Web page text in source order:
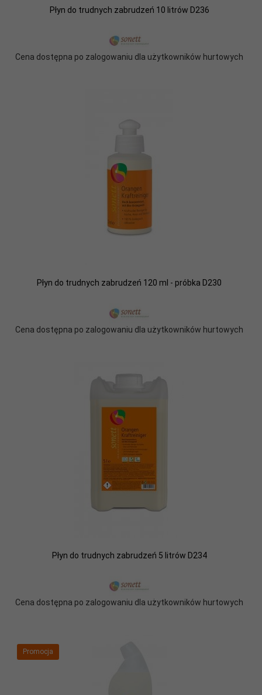
Płyn do trudnych zabrudzeń 10 litrów D236
Cena dostępna po zalogowaniu dla użytkowników hurtowych
Płyn do trudnych zabrudzeń 120 ml - próbka D230
Cena dostępna po zalogowaniu dla użytkowników hurtowych
Płyn do trudnych zabrudzeń 5 litrów D234
Cena dostępna po zalogowaniu dla użytkowników hurtowych
Promocja